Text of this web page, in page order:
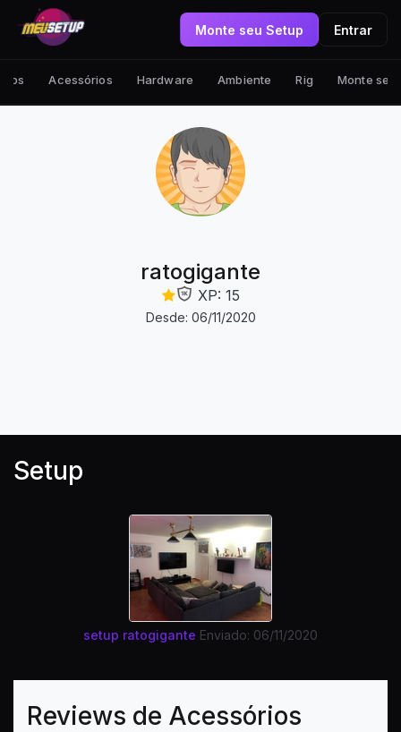
Monte seu Setup Entrar
Acessórios Hardware Ambiente Rig Monte seu
ratogigante
XP: 15
Desde: 06/11/2020
Setup
setup ratogigante Enviado: 06/11/2020
Reviews de Acessórios